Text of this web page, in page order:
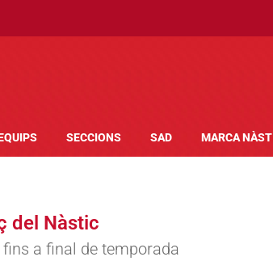
SECCIONS SAD MARCA
del Nàstic
a final de temporada